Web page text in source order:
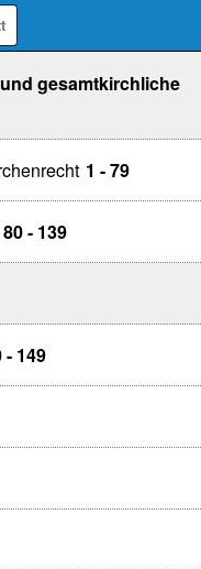
gesamtkirchliche
1 - 79
80 - 139
- 149